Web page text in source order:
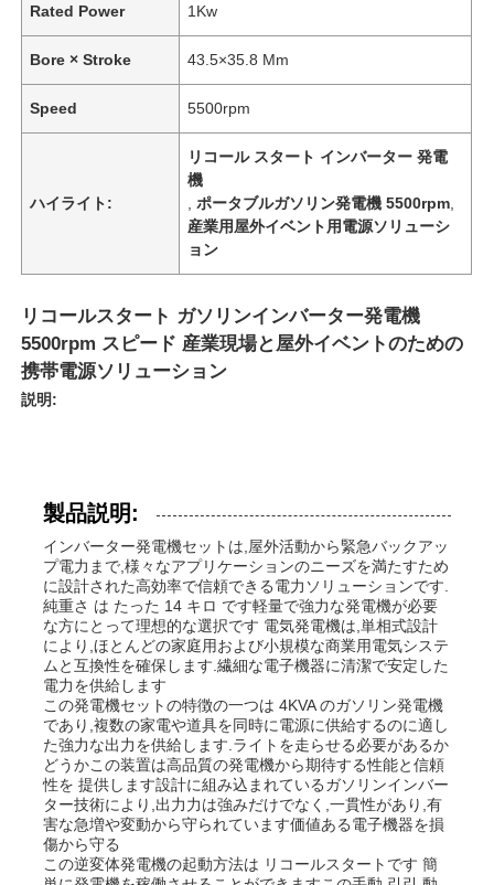
ホーム
製品
Rated Power 1Kw
Bore × Stroke 43.5×35.8 Mm
Speed 5500rpm
ハイライト:
リコール スタート インバーター 発電
機
,ポータブルガソリン発電機 5500rpm
産業用屋外イベント用電源ソリューシ
ョン
リコールスタート ガソリンインバーター発電機
5500rpm スピード 産業現場と屋外イベントのための
携帯電源ソリューション
説明:
製品説明:
インバーター発電機セットは,屋外活動から緊急バックアッ
プ電力まで,様々なアプリケーションのニーズを満たすため
に設計された高効率で信頼できる電力ソリューションです.
純重さ は たった 14 キロ です軽量で強力な発電機が必要
な方にとって理想的な選択です 電気発電機は,単相式設計
により,ほとんどの家庭用および小規模な商業用電気システ
ムと互換性を確保します.繊細な電子機器に清潔で安定した
電力を供給します
この発電機セットの特徴の一つは 4KVA のガソリン発電機
であり,複数の家電や道具を同時に電源に供給するのに適し
た強力な出力を供給します.ライトを走らせる必要があるか
どうかこの装置は高品質の発電機から期待する性能と信頼
性を 提供します設計に組み込まれているガソリンインバー
ター技術により,出力力は強みだけでなく,一貫性があり,有
害な急増や変動から守られています価値ある電子機器を損
傷から守る
この逆変体発電機の起動方法は リコールスタートです 簡